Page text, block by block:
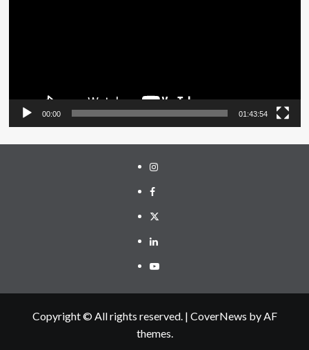
00:00 01:43:54
Instagram
Facebook
Twitter
Linkedin
Youtube
Copyright © All rights reserved. | CoverNews by AF
themes.